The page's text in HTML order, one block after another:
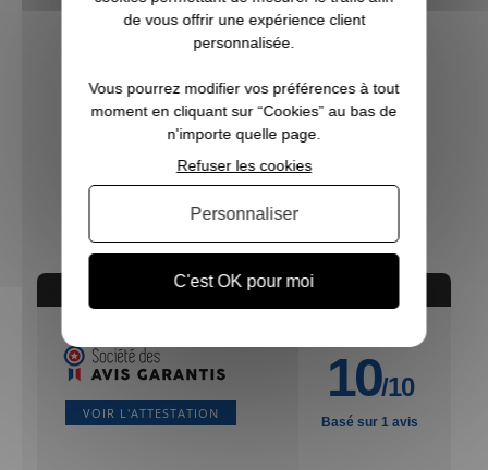
Cartouche Steel 29 cal 12 Mary Arm
AVIS CONCERNANT LE PRODUIT
VOIR L'ATTESTATION
10/10
Basé sur 1 avis
de vous offrir une expérience client
personnalisée.
Vous pourrez modifier vos préférences à tout
moment en cliquant sur “Cookies” au bas de
n'importe quelle page.
C'est OK pour moi
Refuser les cookies
Personnaliser